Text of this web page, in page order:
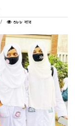
৩৮৮ বার